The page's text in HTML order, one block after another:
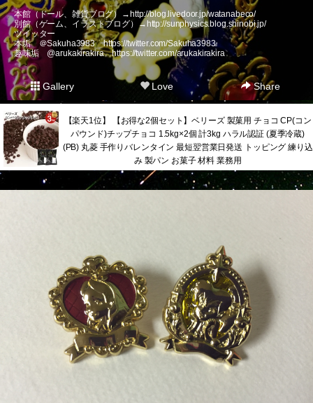
本館（ドール、雑貨ブログ）→ http://blog.livedoor.jp/watanabeco/
別館（ゲーム、イラストブログ）→ http://sunphysics.blog.shinobi.jp/
ツイッター
本垢 ＠Sakuha3983https://twitter.com/Sakuha3983
趣味垢 @arukakirakirahttps://twitter.com/arukakirakira
Gallery Love Share
【楽天1位】 【お得な2個セット】ベリーズ 製菓用 チョコ CP(コン
パウンド)チップチョコ 1.5kg×2個 計3kg ハラル認証 (夏季冷蔵)
(PB) 丸菱 手作りバレンタイン 最短翌営業日発送 トッピング 練り込
み 製パン お菓子 材料 業務用